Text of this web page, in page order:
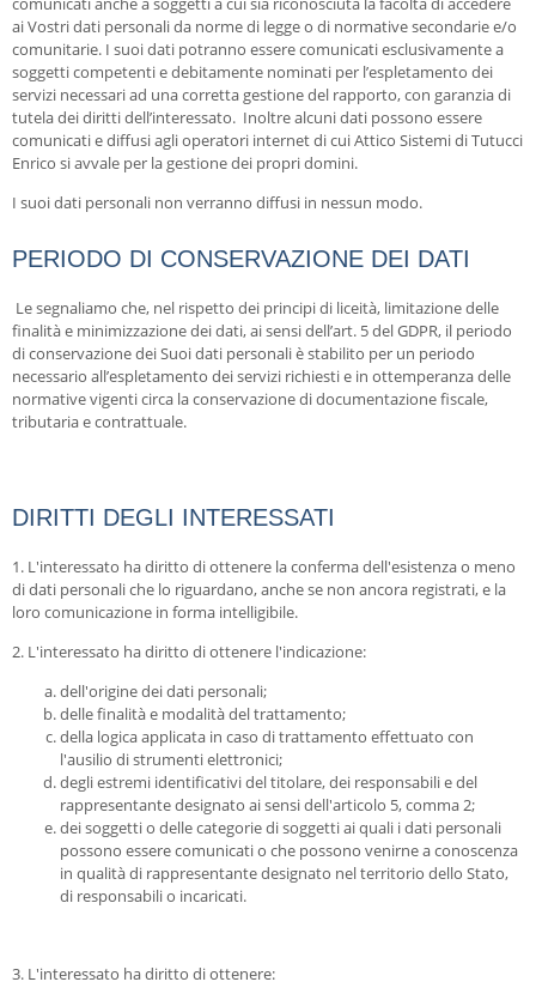
ai Vostri dati personali da norme di legge o di normative secondarie e/o
comunitarie. I suoi dati potranno essere comunicati esclusivamente a
soggetti competenti e debitamente nominati per l’espletamento dei
servizi necessari ad una corretta gestione del rapporto, con garanzia di
tutela dei diritti dell’interessato. Inoltre alcuni dati possono essere
comunicati e diffusi agli operatori internet di cui Attico Sistemi di Tutucci
Enrico si avvale per la gestione dei propri domini.
I suoi dati personali non verranno diffusi in nessun modo.
PERIODO DI CONSERVAZIONE DEI DATI
Le segnaliamo che, nel rispetto dei principi di liceità, limitazione delle
finalità e minimizzazione dei dati, ai sensi dell’art. 5 del GDPR, il periodo
di conservazione dei Suoi dati personali è stabilito per un periodo
necessario all’espletamento dei servizi richiesti e in ottemperanza delle
normative vigenti circa la conservazione di documentazione fiscale,
tributaria e contrattuale.
DIRITTI DEGLI INTERESSATI
1. L'interessato ha diritto di ottenere la conferma dell'esistenza o meno
di dati personali che lo riguardano, anche se non ancora registrati, e la
loro comunicazione in forma intelligibile.
2. L'interessato ha diritto di ottenere l'indicazione:
dell'origine dei dati personali;
delle finalità e modalità del trattamento;
della logica applicata in caso di trattamento effettuato con
l'ausilio di strumenti elettronici;
degli estremi identificativi del titolare, dei responsabili e del
rappresentante designato ai sensi dell'articolo 5, comma 2;
dei soggetti o delle categorie di soggetti ai quali i dati personali
possono essere comunicati o che possono venirne a conoscenza
in qualità di rappresentante designato nel territorio dello Stato,
di responsabili o incaricati.
3. L'interessato ha diritto di ottenere: